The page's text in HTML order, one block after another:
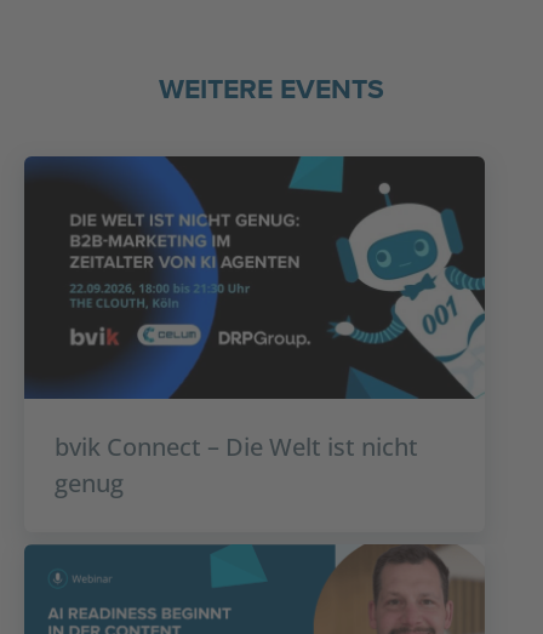
WEITERE EVENTS
bvik Connect – Die Welt ist nicht
genug